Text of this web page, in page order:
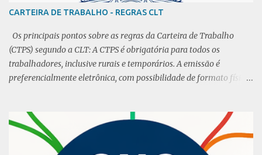
registrar no cartório. A responsabilidade tributária se estende até
Inicial: referente ao ano do falecimento. Intermediária: anos
seguintes até a decisão de partilha. Final: refer...
CARTEIRA DE TRABALHO - REGRAS CLT
Os principais pontos sobre as regras da Carteira de Trabalho
(CTPS) segundo a CLT: A CTPS é obrigatória para todos os
trabalhadores, inclusive rurais e temporários. A emissão é
preferencialmente eletrônica, com possibilidade de formato físico
úteis. Multas são aplicadas em caso de falta de registro ou
anotações incorretas. De acordo com a CLT (Consolidação das Leis
do Trabalho) Decreto-Lei 5452, de 1º de maio de 1943 Da Carteira